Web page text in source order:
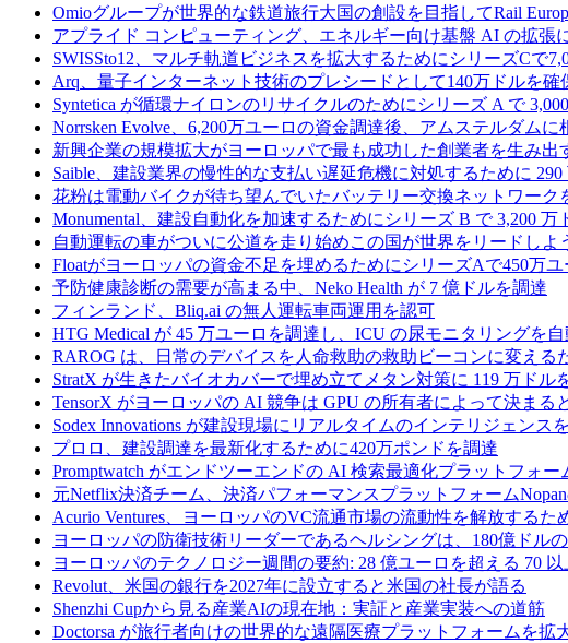
Omioグループが世界的な鉄道旅行大国の創設を目指してRail
アプライド コンピューティング、エネルギー向け基盤 AI の拡張
SWISSto12、マルチ軌道ビジネスを拡大するためにシリーズCで
Arq、量子インターネット技術のプレシードとして140万ドルを確
Syntetica が循環ナイロンのリサイクルのためにシリーズ A で
Norrsken Evolve、6,200万ユーロの資金調達後、アムステルダムに
新興企業の規模拡大がヨーロッパで最も成功した創業者を生み出
Saible、建設業界の慢性的な支払い遅延危機に対処するために
花粉は電動バイクが待ち望んでいたバッテリー交換ネットワーク
Monumental、建設自動化を加速するためにシリーズ B で 3,200 万
自動運転の車がついに公道を走り始めこの国が世界をリードしよ
Floatがヨーロッパの資金不足を埋めるためにシリーズAで450万
予防健康診断の需要が高まる中、Neko Health が 7 億ドルを調達
フィンランド、Bliq.ai の無人運転車両運用を認可
HTG Medical が 45 万ユーロを調達し、ICU の尿モニタリングを
RAROG は、日常のデバイスを人命救助の救助ビーコンに変える
StratX が生きたバイオカバーで埋め立てメタン対策に 119 万ドル
TensorX がヨーロッパの AI 競争は GPU の所有者によって決まる
Sodex Innovations が建設現場にリアルタイムのインテリジェンス
プロロ、建設調達を最新化するために420万ポンドを調達
Promptwatch がエンドツーエンドの AI 検索最適化プラットフォ
元Netflix決済チーム、決済パフォーマンスプラットフォーム
Acurio Ventures、ヨーロッパのVC流通市場の流動性を解放する
ヨーロッパの防衛技術リーダーであるヘルシングは、180億ドル
ヨーロッパのテクノロジー週間の要約: 28 億ユーロを超える 70
Revolut、米国の銀行を2027年に設立すると米国の社長が語る
Shenzhi Cupから見る産業AIの現在地：実証と産業実装への道筋
Doctorsa が旅行者向けの世界的な遠隔医療プラットフォームを拡